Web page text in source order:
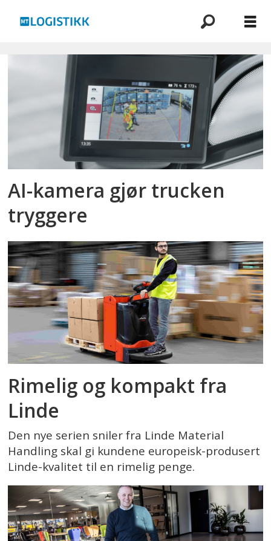
Emne:
hesselberg
AI-kamera gjør trucken
tryggere
Rimelig og kompakt fra
Linde
Den nye serien sniler fra Linde Material
Handling skal gi kundene europeisk-produsert
Linde-kvalitet til en rimelig penge.